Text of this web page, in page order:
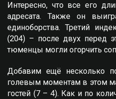
Интересно, что все его
адресата. Также он
единоборства. Третий
(204) – после двух перед
тюменцы могли огорчить
Добавим ещё несколько
голевым моментам в этом
гостей (7 – 4). Как и по